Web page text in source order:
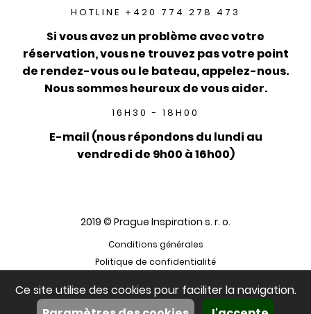
HOTLINE +420 774 278 473
Si vous avez un problème avec votre
réservation, vous ne trouvez pas votre point
de rendez-vous ou le bateau, appelez-nous.
Nous sommes heureux de vous aider.
16H30 - 18H00
E-mail (nous répondons du lundi au
vendredi de 9h00 à 16h00)
2019 © Prague Inspiration s. r. o.
Conditions générales
Politique de confidentialité
Ce site utilise des cookies pour faciliter la navigation.